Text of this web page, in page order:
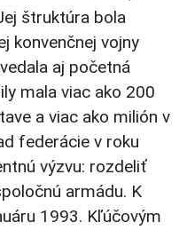
štruktúra bola
konvenčnej vojny
aj početná
mala viac ako 200
a viac ako milión v
federácie v roku
výzvu: rozdeliť
armádu. K
1993. Kľúčovým